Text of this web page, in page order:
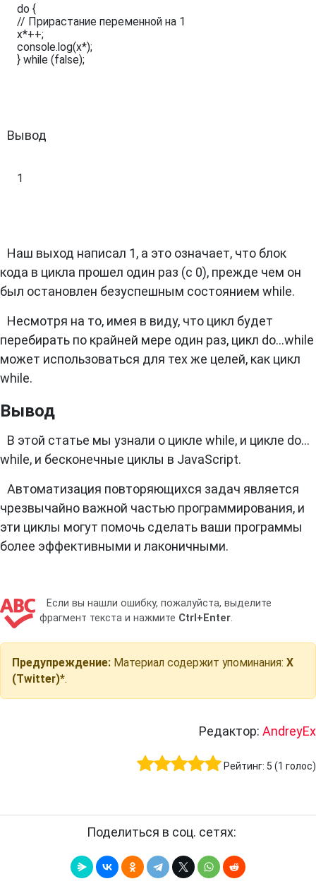
do {
// Прирастание переменной на 1
x*++;
console.log(x*);
} while (false);
Вывод
1
Наш выход написал 1, а это означает, что блок
кода в цикла прошел один раз (с 0), прежде чем он
был остановлен безуспешным состоянием while.
Несмотря на то, имея в виду, что цикл будет
перебирать по крайней мере один раз, цикл do…while
может использоваться для тех же целей, как цикл
while.
Вывод
В этой статье мы узнали о цикле while, и цикле do…
while, и бесконечные циклы в JavaScript.
Автоматизация повторяющихся задач является
чрезвычайно важной частью программирования, и
эти циклы могут помочь сделать ваши программы
более эффективными и лаконичными.
Если вы нашли ошибку, пожалуйста, выделите
фрагмент текста и нажмите Ctrl+Enter.
Предупреждение: Материал содержит упоминания: X
(Twitter)*.
Редактор: AndreyEx
Рейтинг: 5 (1 голос)
Поделиться в соц. сетях: